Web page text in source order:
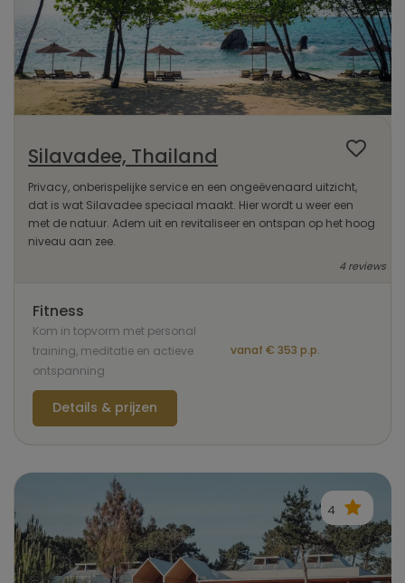
Silavadee, Thailand
Privacy, onberispelijke service en een ongeëvenaard uitzicht,
dat is wat Silavadee speciaal maakt. Hier wordt u weer een
met de natuur. Adem uit en revitaliseer en ontspan op het hoog
niveau aan zee.
4 reviews
Fitness
Kom in topvorm met personal
training, meditatie en actieve
ontspanning
vanaf € 353 p.p.
Details & prijzen
4